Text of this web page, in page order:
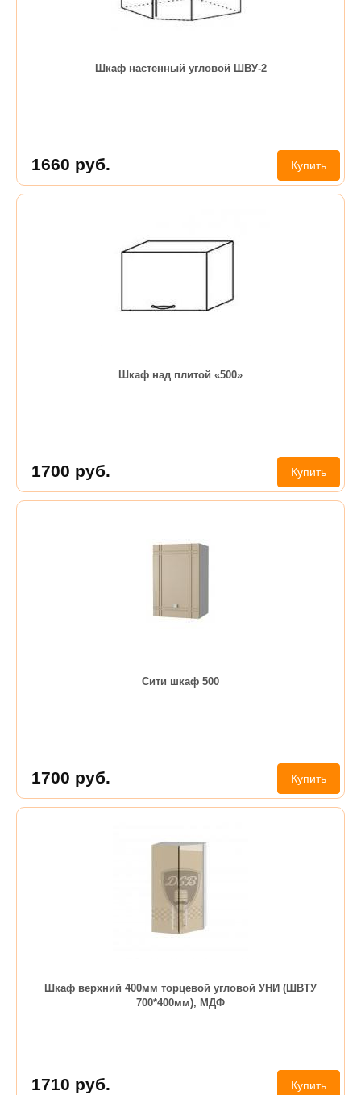
Шкаф настенный угловой ШВУ-2
1660 руб. Купить
Шкаф над плитой «500»
1700 руб. Купить
Сити шкаф 500
1700 руб. Купить
Шкаф верхний 400мм торцевой угловой УНИ (ШВТУ
700*400мм), МДФ
1710 руб. Купить